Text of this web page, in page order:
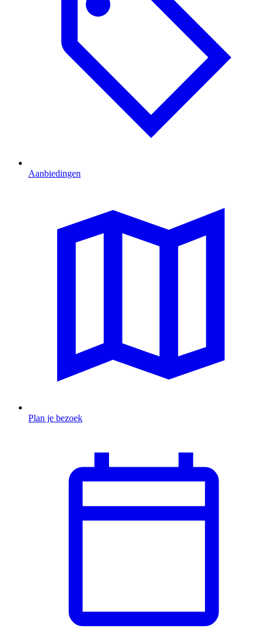
Aanbiedingen
Plan je bezoek